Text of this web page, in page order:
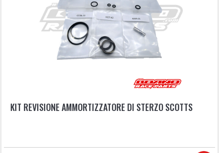
KIT REVISIONE AMMORTIZZATORE DI STERZO SCOTTS